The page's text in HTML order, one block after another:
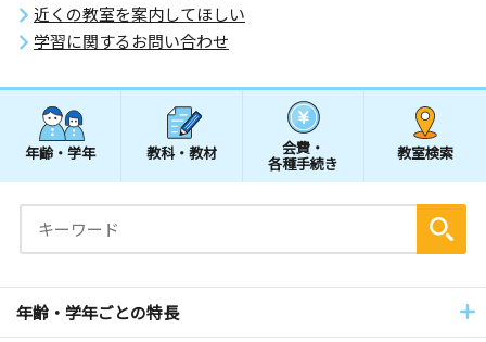
近くの教室を案内してほしい
学習に関するお問い合わせ
年齢・学年 教科・教材 会費・
各種手続き
教室検索
年齢・学年ごとの特長